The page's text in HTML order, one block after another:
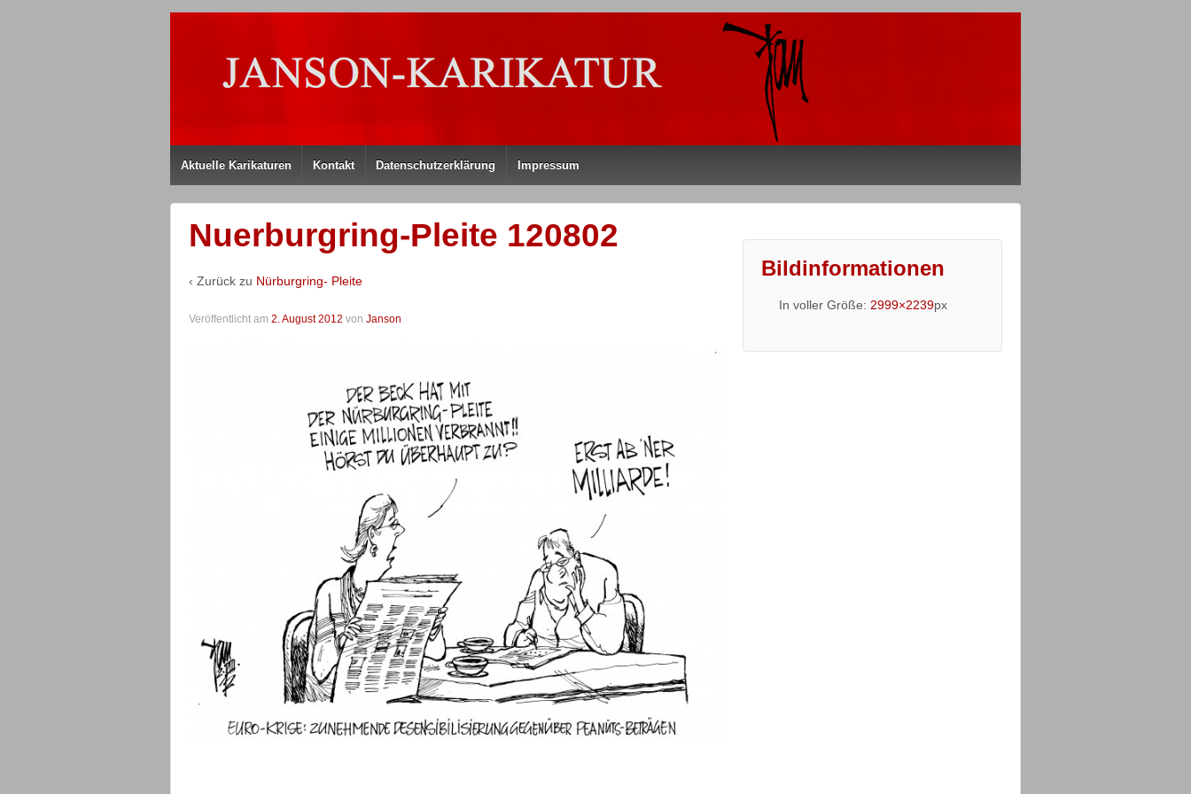
Aktuelle Karikaturen Kontakt Datenschutzerklärung Impressum
Nuerburgring-Pleite 120802
‹ Zurück zu Nürburgring- Pleite
Veröffentlicht am 2. August 2012 von Janson
Bildinformationen
In voller Größe: 2999×2239px